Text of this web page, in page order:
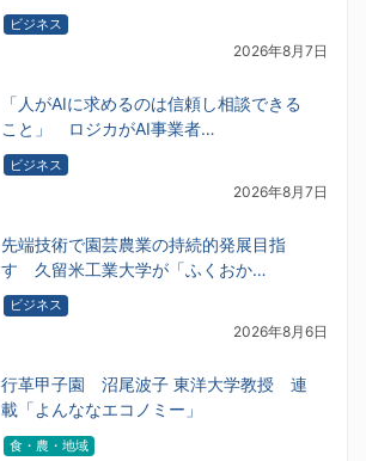
ビジネス
2026年8月7日
「人がAIに求めるのは信頼し相談できる
こと」 ロジカがAI事業者…
ビジネス
2026年8月7日
先端技術で園芸農業の持続的発展目指
す 久留米工業大学が「ふくおか…
ビジネス
2026年8月6日
行革甲子園 沼尾波子 東洋大学教授 連
載「よんななエコノミー」
食・農・地域